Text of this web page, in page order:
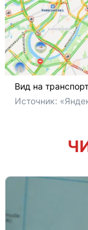
Вид на
Источник: